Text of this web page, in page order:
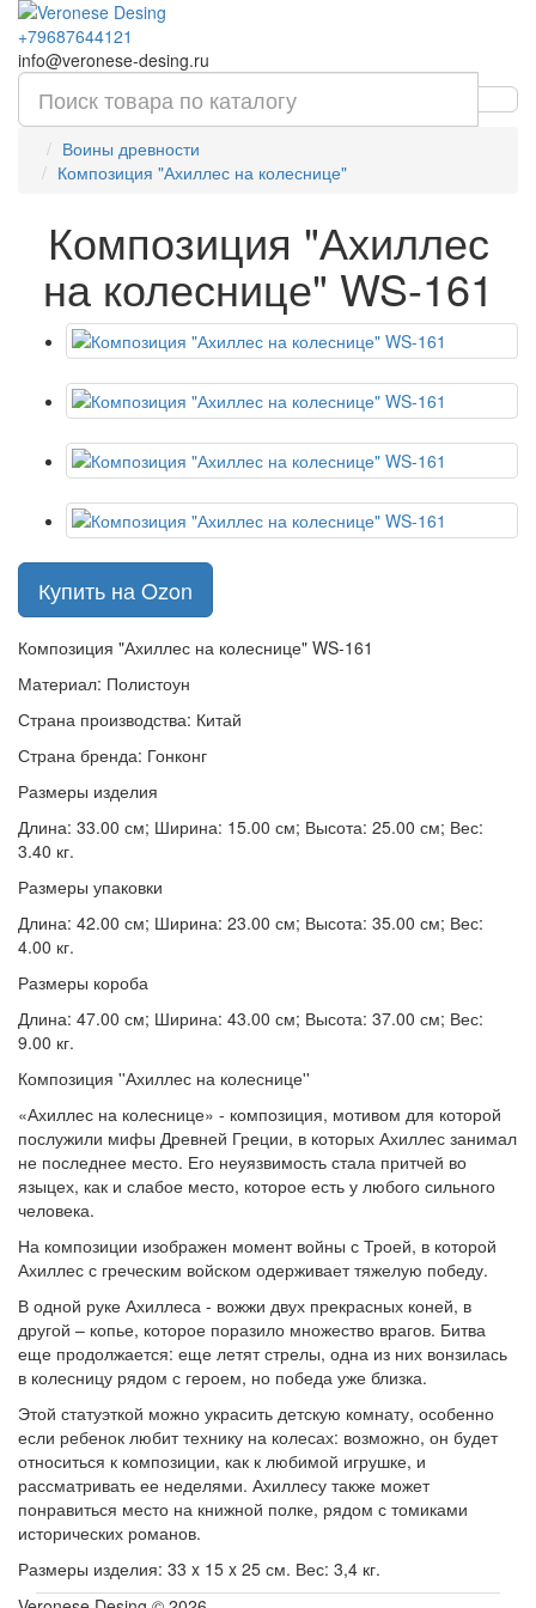
+79687644121
info@veronese-desing.ru
Воины древности
Композиция "Ахиллес на колеснице"
Композиция "Ахиллес
на колеснице" WS-161
Купить на Ozon
Композиция "Ахиллес на колеснице" WS-161
Материал: Полистоун
Страна производства: Китай
Страна бренда: Гонконг
Размеры изделия
Длина: 33.00 см; Ширина: 15.00 см; Высота: 25.00 см; Вес:
3.40 кг.
Размеры упаковки
Длина: 42.00 см; Ширина: 23.00 см; Высота: 35.00 см; Вес:
4.00 кг.
Размеры короба
Длина: 47.00 см; Ширина: 43.00 см; Высота: 37.00 см; Вес:
9.00 кг.
Композиция ''Ахиллес на колеснице''
«Ахиллес на колеснице» - композиция, мотивом для которой
послужили мифы Древней Греции, в которых Ахиллес занимал
не последнее место. Его неуязвимость стала притчей во
языцех, как и слабое место, которое есть у любого сильного
человека.
На композиции изображен момент войны с Троей, в которой
Ахиллес с греческим войском одерживает тяжелую победу.
В одной руке Ахиллеса - вожжи двух прекрасных коней, в
другой – копье, которое поразило множество врагов. Битва
еще продолжается: еще летят стрелы, одна из них вонзилась
в колесницу рядом с героем, но победа уже близка.
Этой статуэткой можно украсить детскую комнату, особенно
если ребенок любит технику на колесах: возможно, он будет
относиться к композиции, как к любимой игрушке, и
рассматривать ее неделями. Ахиллесу также может
понравиться место на книжной полке, рядом с томиками
исторических романов.
Размеры изделия: 33 x 15 x 25 см. Вес: 3,4 кг.